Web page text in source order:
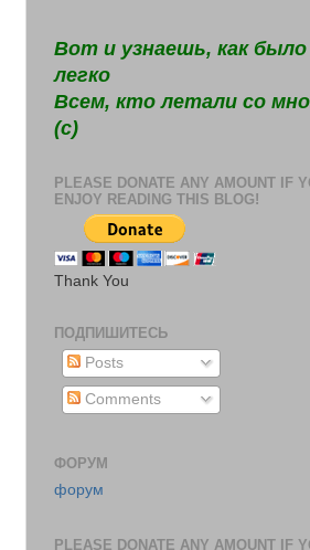
Вот и узнаешь, как было
легко
Всем, кто летали со
(c)
PLEASE DONATE ANY AMOUNT IF
ENJOY READING THIS BLOG!
Thank You
ПОДПИШИТЕСЬ
Posts
Comments
ФОРУМ
форум
PLEASE DONATE ANY AMOUNT IF